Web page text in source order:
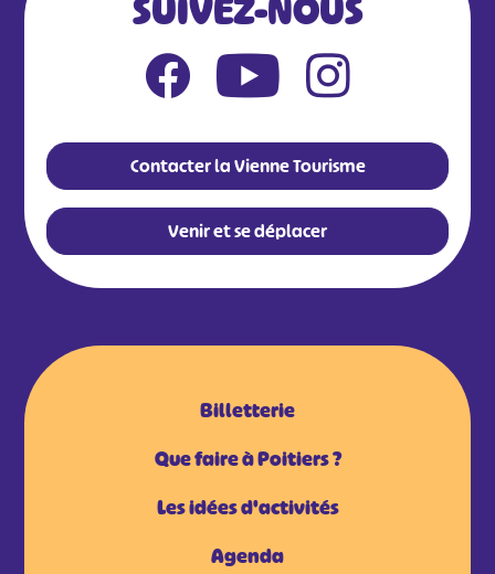
SUIVEZ-NOUS
Contacter la Vienne Tourisme
Venir et se déplacer
Billetterie
Que faire à Poitiers ?
Les idées d'activités
Agenda